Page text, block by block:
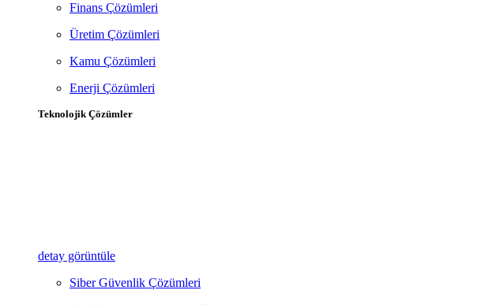
Finans Çözümleri
Üretim Çözümleri
Kamu Çözümleri
Enerji Çözümleri
Teknolojik Çözümler
detay görüntüle
Siber Güvenlik Çözümleri